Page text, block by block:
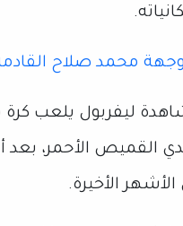
ليفربول يلعب كرة
القميص الأحمر،
الأخيرة.